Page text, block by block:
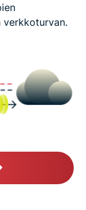
verkkoturvan.